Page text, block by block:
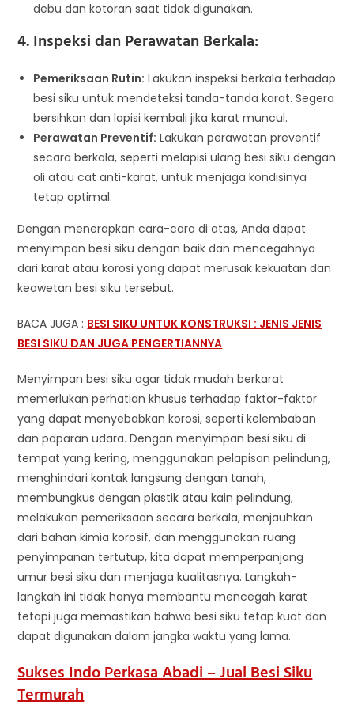
debu dan kotoran saat tidak digunakan.
4. Inspeksi dan Perawatan Berkala:
Pemeriksaan Rutin: Lakukan inspeksi berkala terhadap
besi siku untuk mendeteksi tanda-tanda karat. Segera
bersihkan dan lapisi kembali jika karat muncul.
Perawatan Preventif: Lakukan perawatan preventif
secara berkala, seperti melapisi ulang besi siku dengan
oli atau cat anti-karat, untuk menjaga kondisinya
tetap optimal.
Dengan menerapkan cara-cara di atas, Anda dapat
menyimpan besi siku dengan baik dan mencegahnya
dari karat atau korosi yang dapat merusak kekuatan dan
keawetan besi siku tersebut.
BACA JUGA : BESI SIKU UNTUK KONSTRUKSI : JENIS JENIS
BESI SIKU DAN JUGA PENGERTIANNYA
Menyimpan besi siku agar tidak mudah berkarat
memerlukan perhatian khusus terhadap faktor-faktor
yang dapat menyebabkan korosi, seperti kelembaban
dan paparan udara. Dengan menyimpan besi siku di
tempat yang kering, menggunakan pelapisan pelindung,
menghindari kontak langsung dengan tanah,
membungkus dengan plastik atau kain pelindung,
melakukan pemeriksaan secara berkala, menjauhkan
dari bahan kimia korosif, dan menggunakan ruang
penyimpanan tertutup, kita dapat memperpanjang
umur besi siku dan menjaga kualitasnya. Langkah-
langkah ini tidak hanya membantu mencegah karat
tetapi juga memastikan bahwa besi siku tetap kuat dan
dapat digunakan dalam jangka waktu yang lama.
Sukses Indo Perkasa Abadi – Jual Besi Siku
Termurah